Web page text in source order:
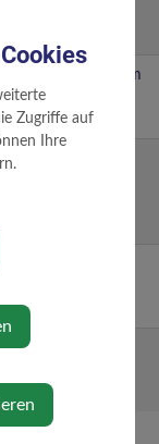
jagd.at
p.at
Zugriffe auf
Ihre